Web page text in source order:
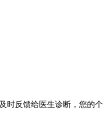
时反馈给医生诊断，您的个